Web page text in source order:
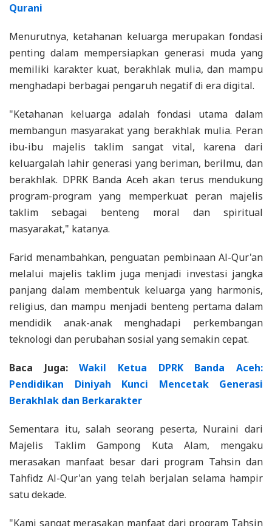
Qurani
Menurutnya, ketahanan keluarga merupakan fondasi
penting dalam mempersiapkan generasi muda yang
memiliki karakter kuat, berakhlak mulia, dan mampu
menghadapi berbagai pengaruh negatif di era digital.
"Ketahanan keluarga adalah fondasi utama dalam
membangun masyarakat yang berakhlak mulia. Peran
ibu-ibu majelis taklim sangat vital, karena dari
keluargalah lahir generasi yang beriman, berilmu, dan
berakhlak. DPRK Banda Aceh akan terus mendukung
program-program yang memperkuat peran majelis
taklim sebagai benteng moral dan spiritual
masyarakat," katanya.
Farid menambahkan, penguatan pembinaan Al-Qur'an
melalui majelis taklim juga menjadi investasi jangka
panjang dalam membentuk keluarga yang harmonis,
religius, dan mampu menjadi benteng pertama dalam
mendidik anak-anak menghadapi perkembangan
teknologi dan perubahan sosial yang semakin cepat.
Baca Juga:Wakil Ketua DPRK Banda Aceh:
Pendidikan Diniyah Kunci Mencetak Generasi
Berakhlak dan Berkarakter
Sementara itu, salah seorang peserta, Nuraini dari
Majelis Taklim Gampong Kuta Alam, mengaku
merasakan manfaat besar dari program Tahsin dan
Tahfidz Al-Qur'an yang telah berjalan selama hampir
satu dekade.
"Kami sangat merasakan manfaat dari program Tahsin